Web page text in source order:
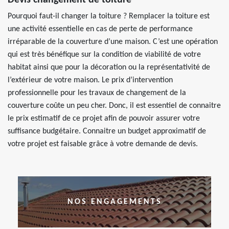
Pourquoi faut-il changer la toiture ? Remplacer la toiture est
une activité essentielle en cas de perte de performance
irréparable de la couverture d’une maison. C’est une opération
qui est très bénéfique sur la condition de viabilité de votre
habitat ainsi que pour la décoration ou la représentativité de
l’extérieur de votre maison. Le prix d’intervention
professionnelle pour les travaux de changement de la
couverture coûte un peu cher. Donc, il est essentiel de connaitre
le prix estimatif de ce projet afin de pouvoir assurer votre
suffisance budgétaire. Connaitre un budget approximatif de
votre projet est faisable grâce à votre demande de devis.
NOS ENGAGEMENTS